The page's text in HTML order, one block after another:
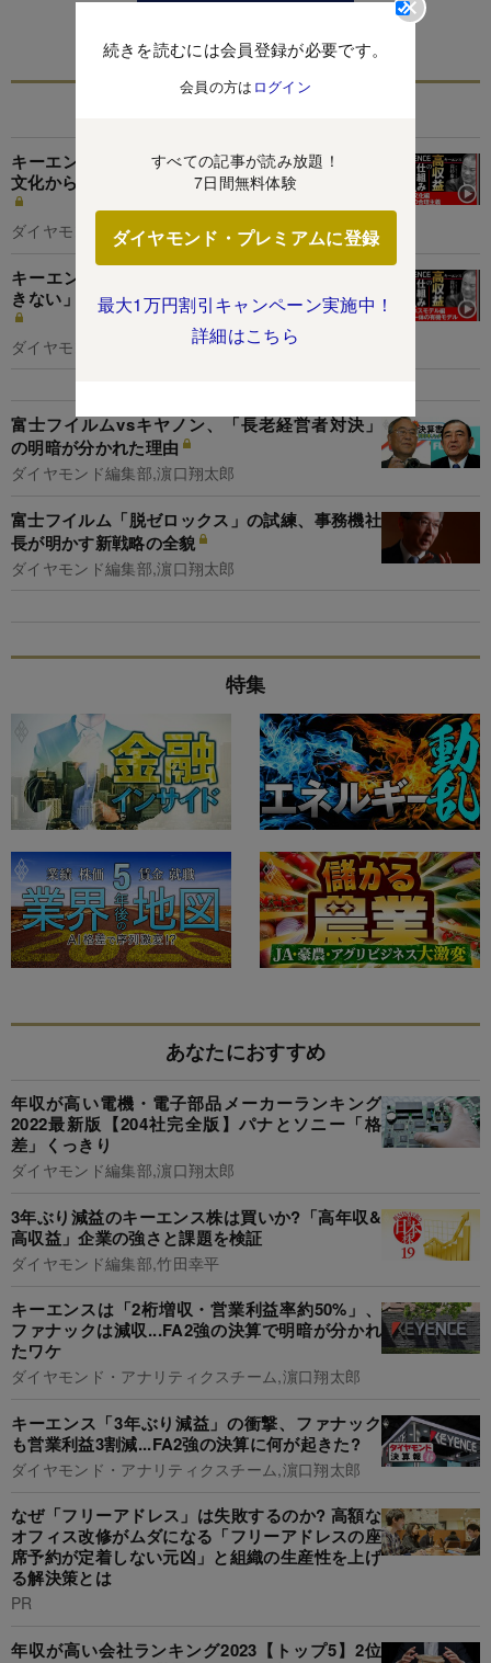
続きを読むには会員登録が必要です。
会員の方は ログイン
すべての記事が読み放題！
7日間無料体験
ダイヤモンド・プレミアムに登録
最大1万円割引キャンペーン実施中！
詳細はこちら
この特集を見る
キーエンス「Yシャツは絶対に白」「接待なし」
文化から超高収益が生まれる納得の理由【動画】
ダイヤモンド編集部
キーエンス営業利益率50％の仕組みを「マネで
きない」理由、OB・アナリストが解説【動画】
ダイヤモンド編集部
富士フイルムvsキヤノン、「長老経営者対決」
の明暗が分かれた理由
ダイヤモンド編集部,濵口翔太郎
富士フイルム「脱ゼロックス」の試練、事務機社
長が明かす新戦略の全貌
ダイヤモンド編集部,濵口翔太郎
特集
あなたにおすすめ
年収が高い電機・電子部品メーカーランキング
2022最新版【204社完全版】パナとソニー「格
差」くっきり
ダイヤモンド編集部,濵口翔太郎
3年ぶり減益のキーエンス株は買いか?「高年収&
高収益」企業の強さと課題を検証
ダイヤモンド編集部,竹田幸平
キーエンスは「2桁増収・営業利益率約50%」、
ファナックは減収...FA2強の決算で明暗が分かれ
たワケ
ダイヤモンド・アナリティクスチーム,濵口翔太郎
キーエンス「3年ぶり減益」の衝撃、ファナック
も営業利益3割減...FA2強の決算に何が起きた?
ダイヤモンド・アナリティクスチーム,濵口翔太郎
なぜ「フリーアドレス」は失敗するのか? 高額な
オフィス改修がムダになる「フリーアドレスの座
席予約が定着しない元凶」と組織の生産性を上げ
る解決策とは
PR
年収が高い会社ランキング2023【トップ5】2位